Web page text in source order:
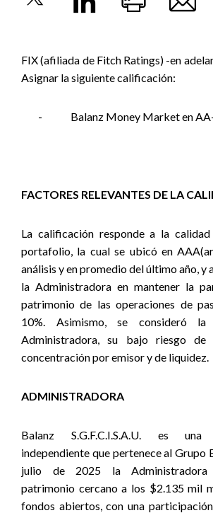
FIX (afiliada de Fitch Ratings) -en
Asignar la siguiente calificación:
- Balanz Money Market en
FACTORES RELEVANTES DE LA
La calificación responde a la
portafolio, la cual se ubicó en
análisis y en promedio del último año, y
la Administradora en mantener la
patrimonio de las operaciones de
10%. Asimismo, se consideró
Administradora, su bajo riesgo de
concentración por emisor y de liquidez.
ADMINISTRADORA
Balanz S.G.F.C.I.S.A.U. es una
independiente que pertenece al Grupo
julio de 2025 la Administradora
patrimonio cercano a los $2.135 mil
fondos abiertos, con una